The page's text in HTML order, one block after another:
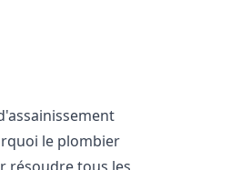
le plombier